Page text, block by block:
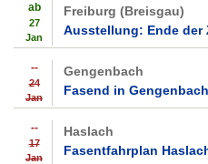
ab
27
Jan
Freiburg (Breisgau)
Ausstellung: Ende der
--
24
Jan
Gengenbach
Fasend in
--
17
Jan
Haslach
Fasentfahrplan